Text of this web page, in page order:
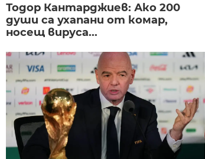
Тодор Кантарджиев: Ако 200
души са ухапани от комар,
носещ вируса...